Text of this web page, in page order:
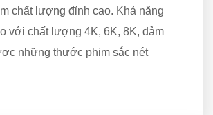
chất lượng đỉnh cao. Khả năng
với chất lượng 4K, 6K, 8K, đảm
những thước phim sắc nét